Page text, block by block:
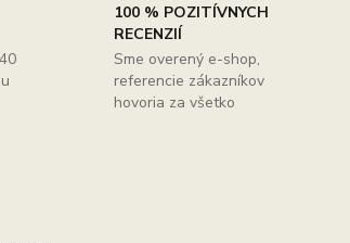
100 % POZITÍVNYCH
RECENZIÍ
Sme overený e-shop,
referencie zákazníkov
hovoria za všetko